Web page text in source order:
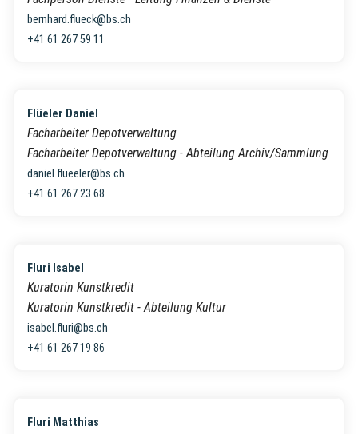
bernhard.flueck@bs.ch
+41 61 267 59 11
Flüeler Daniel
Facharbeiter Depotverwaltung
Facharbeiter Depotverwaltung - Abteilung Archiv/Sammlung
daniel.flueeler@bs.ch
+41 61 267 23 68
Fluri Isabel
Kuratorin Kunstkredit
Kuratorin Kunstkredit - Abteilung Kultur
isabel.fluri@bs.ch
+41 61 267 19 86
Fluri Matthias